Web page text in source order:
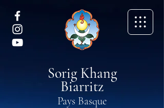
Sorig Khang
Biarritz
Pays Basque